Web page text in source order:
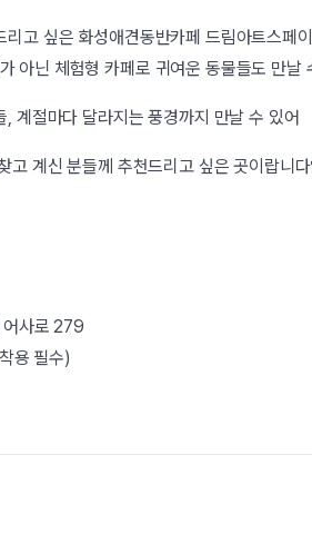
고 싶은 화성애견동반카페 드림아트스페
아닌 체험형 카페로 귀여운 동물들도 만날
계절마다 달라지는 풍경까지 만날 수 있어
고 계신 분들께 추천드리고 싶은 곳이랍니
어사로 279
용 필수)